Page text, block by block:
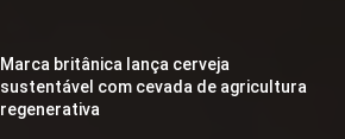
Marca britânica lança cerveja
sustentável com cevada de agricultura
regenerativa